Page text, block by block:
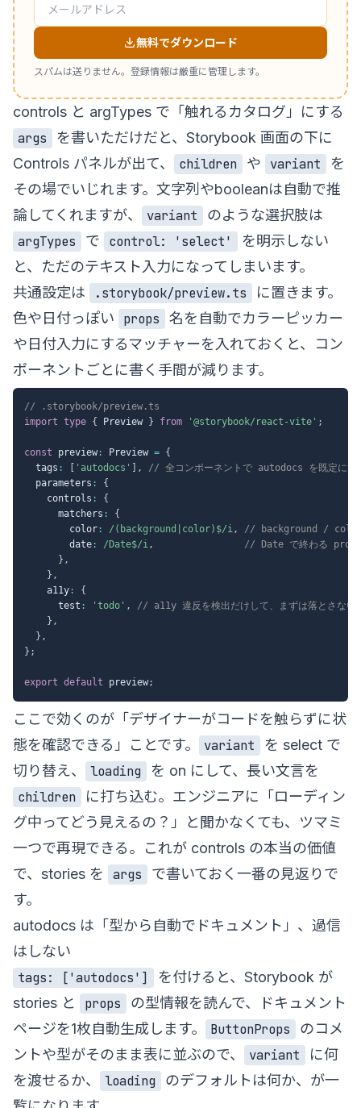
無料でダウンロード
スパムは送りません。登録情報は厳重に管理します。
controls と argTypes で「触れるカタログ」にする
args
を書いただけだと、Storybook 画面の下に
Controls パネルが出て、
children や variant
を
その場でいじれます。文字列やbooleanは自動で推
論してくれますが、
variant
のような選択肢は
argTypes
で control: 'select'
を明示しない
と、ただのテキスト入力になってしまいます。
共通設定は
.storybook/preview.ts
に置きます。
色や日付っぽい
props
名を自動でカラーピッカー
や日付入力にするマッチャーを入れておくと、コン
ポーネントごとに書く手間が減ります。
// .storybook/preview.ts
import type { Preview } from '@storybook/react-vite' ;
const preview : Preview = {
  tags
: 'autodocs' ,
// 全コンポーネントで autodocs を既定にす
  parameters
:
{
    controls
:
{
      matchers
:
{
        color
: / (background|color)$/i,
// background / color
        date
: / Date$/i,
// Date で終わる props
} ,
} ,
    a11y
:
{
      test
: 'todo' ,
// a11y 違反を検出だけして、まずは落とさない
} ,
} ,
} ;
export default preview;
ここで効くのが「デザイナーがコードを触らずに状
態を確認できる」ことです。
variant
を select で
切り替え、
loading
を on にして、長い文言を
children
に打ち込む。エンジニアに「ローディン
グ中ってどう見えるの？」と聞かなくても、ツマミ
一つで再現できる。これが controls の本当の価値
で、stories を
args
で書いておく一番の見返りで
す。
autodocs は「型から自動でドキュメント」、過信
はしない
tags: ['autodocs']
を付けると、Storybook が
stories と
props
の型情報を読んで、ドキュメント
ページを1枚自動生成します。
ButtonProps
のコメ
ントや型がそのまま表に並ぶので、
variant
に何
を渡せるか、
loading
のデフォルトは何か、が一